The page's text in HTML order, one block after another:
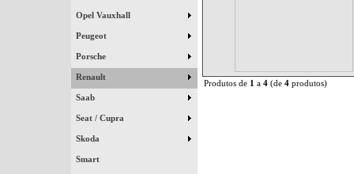
Opel Vauxhall
Peugeot
Porsche
Renault
Saab
Seat / Cupra
Skoda
Smart
Produtos de 1 a 4 (de 4 produtos)